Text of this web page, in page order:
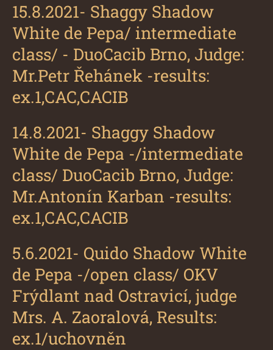
15.8.2021- Shaggy Shadow
White de Pepa/ intermediate
class/ - DuoCacib Brno, Judge:
Mr.Petr Řehánek -results:
ex.1,CAC,CACIB
14.8.2021- Shaggy Shadow
White de Pepa -/intermediate
class/ DuoCacib Brno, Judge:
Mr.Antonín Karban -results:
ex.1,CAC,CACIB
5.6.2021- Quido Shadow White
de Pepa -/open class/ OKV
Frýdlant nad Ostravicí, judge
Mrs. A. Zaoralová, Results:
ex.1/uchovněn